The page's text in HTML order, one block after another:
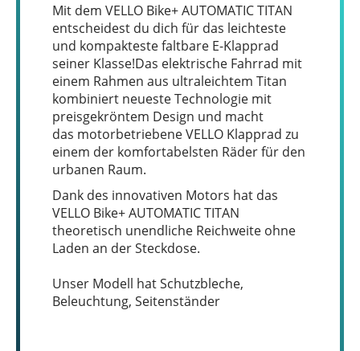
Mit dem VELLO Bike+ AUTOMATIC TITAN
entscheidest du dich für das leichteste
und kompakteste faltbare E-Klapprad
seiner Klasse!Das elektrische Fahrrad mit
einem Rahmen aus ultraleichtem Titan
kombiniert neueste Technologie mit
preisgekröntem Design und macht
das motorbetriebene VELLO Klapprad zu
einem der komfortabelsten Räder für den
urbanen Raum.
Dank des innovativen Motors hat das
VELLO Bike+ AUTOMATIC TITAN
theoretisch unendliche Reichweite ohne
Laden an der Steckdose.
Unser Modell hat Schutzbleche,
Beleuchtung, Seitenständer